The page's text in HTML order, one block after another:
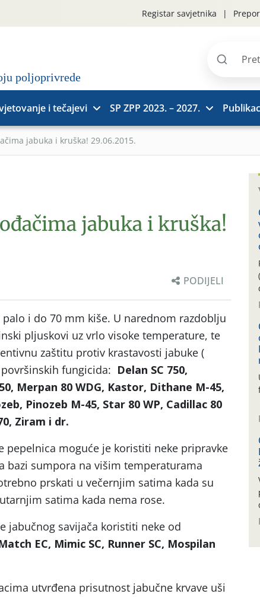
Registar savjetnika
Pretraži
i tečajevi SP ZPP 2023. – 2027.
jabuka i kruška! 29.06.2015.
jabuka i kruška!
PODIJELI
i do 70 mm kiše. U narednom razdoblju
pljuskovi uz vrlo visoke temperature, te
zaštitu protiv krastavosti jabuke (
fungicida: Delan SC 750,
Merpan 80 WDG, Kastor, Dithane M-45,
Pinozeb M-45, Star 80 WP, Cadillac 80
Ziram i dr.
pepelnica moguće je koristiti neke pripravke
bazi sumpora na višim temperaturama
prskati u večernjim satima kada su
satima kada nema rose.
jabučnog savijača koristiti neke od
EC, Mimic SC, Runner SC, Mospilan
utvrđena prisutnost jabučne krvave uši